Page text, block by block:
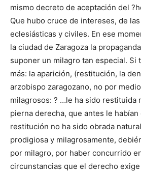
mismo decreto de aceptación del
Que hubo cruce de intereses, de
eclesiásticas y civiles. En ese
la ciudad de Zaragoza la
suponer un milagro tan especial. Si
más: la aparición, (restitución, la
arzobispo zaragozano, no por
milagrosos: ? …le ha sido restituida
pierna derecha, que antes le
restitución no ha sido obrada
prodigiosa y milagrosamente,
por milagro, por haber concurrido
circunstancias que el derecho